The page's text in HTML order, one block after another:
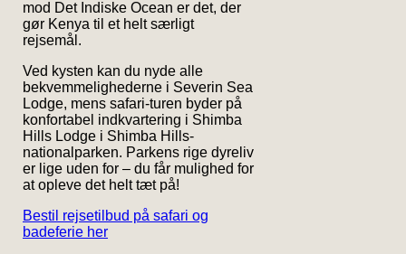
mod Det Indiske Ocean er det, der
gør Kenya til et helt særligt
rejsemål.
Ved kysten kan du nyde alle
bekvemmelighederne i Severin Sea
Lodge, mens safari-turen byder på
konfortabel indkvartering i Shimba
Hills Lodge i Shimba Hills-
nationalparken. Parkens rige dyreliv
er lige uden for – du får mulighed for
at opleve det helt tæt på!
Bestil rejsetilbud på safari og
badeferie her